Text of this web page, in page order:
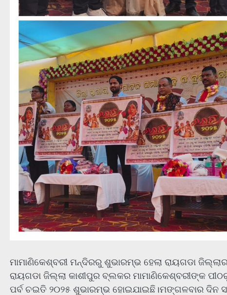
ମାମାଣିକେଶ୍ବରୀ ମନ୍ଦିରରୁ ଶୁଭାରମ୍ଭ ହେଲା ରାୟଗଡା
ରାୟଗଡା ଜିଲ୍ଲା କାଶୀପୁର ବ୍ଲକର ମାମାଣିକେଶ୍ବରୀଙ୍କ
ପର୍ବ ଚଇତି ୨୦୨୫ ଶୁଭାରମ୍ଭ ହୋଇଯାଇଛି।ମଙ୍ଗଳବାର ଦିନ